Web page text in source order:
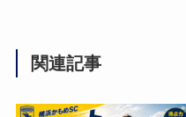
関連記事